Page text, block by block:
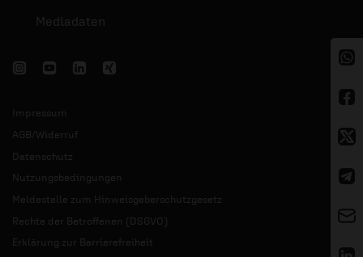
Mediadaten
Impressum
AGB/Widerruf
Datenschutz
Nutzungsbedingungen
Meldestelle zum Hinweisgeberschutzgesetz
Rechte der Betroffenen (DSGVO)
Erklärung zur Barrierefreiheit